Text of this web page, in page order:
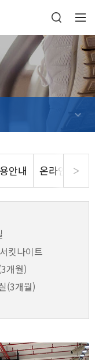
안내 온라인수강
서킷나이트
개월)
(3개월)